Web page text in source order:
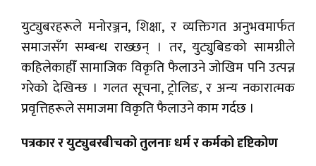
युट्युबरहरूले मनोरञ्जन, शिक्षा, र व्यक्तिगत अनुभवमार्फत
समाजसँग सम्बन्ध राख्छन् । तर, युट्युबिङको सामग्रीले
कहिलेकाहीँ सामाजिक विकृति फैलाउने जोखिम पनि उत्पन्न
गरेको देखिन्छ । गलत सूचना, ट्रोलिङ, र अन्य नकारात्मक
प्रवृत्तिहरूले समाजमा विकृति फैलाउने काम गर्दछ ।
पत्रकार र युट्युबरबीचको तुलनाः धर्म र कर्मको दृष्टिकोण